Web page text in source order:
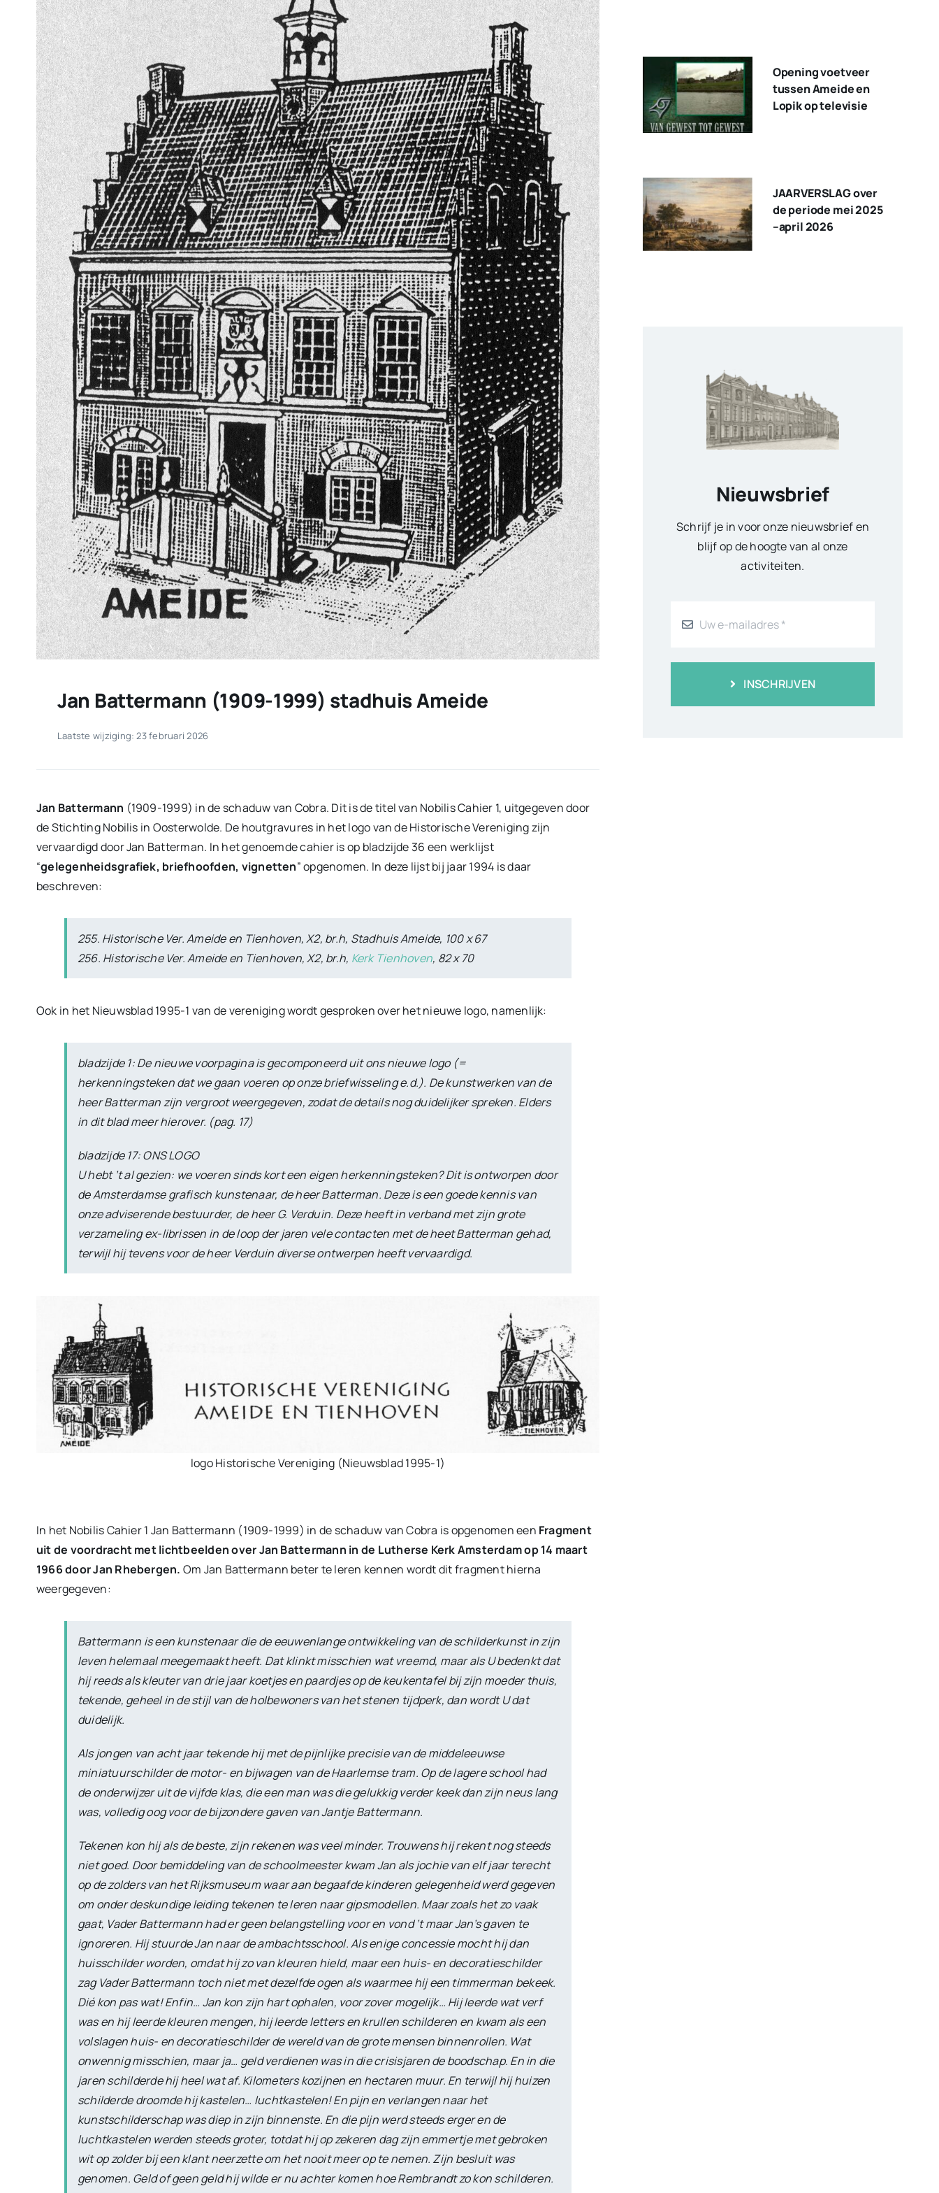
Jan Battermann (1909-1999) stadhuis Ameide
Laatste wijziging: 23 februari 2026
Jan Battermann (1909-1999) in de schaduw van Cobra. Dit is de titel van Nobilis Cahier 1, uitgegeven door
de Stichting Nobilis in Oosterwolde. De houtgravures in het logo van de Historische Vereniging zijn
vervaardigd door Jan Batterman. In het genoemde cahier is op bladzijde 36 een werklijst
“gelegenheidsgrafiek, briefhoofden, vignetten” opgenomen. In deze lijst bij jaar 1994 is daar
beschreven:
255. Historische Ver. Ameide en Tienhoven, X2, br.h, Stadhuis Ameide, 100 x 67
256. Historische Ver. Ameide en Tienhoven, X2, br.h, Kerk Tienhoven, 82 x 70
Ook in het Nieuwsblad 1995-1 van de vereniging wordt gesproken over het nieuwe logo, namenlijk:
bladzijde 1: De nieuwe voorpagina is gecomponeerd uit ons nieuwe logo (=
herkenningsteken dat we gaan voeren op onze briefwisseling e.d.). De kunstwerken van de
heer Batterman zijn vergroot weergegeven, zodat de details nog duidelijker spreken. Elders
in dit blad meer hierover. (pag. 17)
bladzijde 17: ONS LOGO
U hebt ’t al gezien: we voeren sinds kort een eigen herkenningsteken? Dit is ontworpen door
de Amsterdamse grafisch kunstenaar, de heer Batterman. Deze is een goede kennis van
onze adviserende bestuurder, de heer G. Verduin. Deze heeft in verband met zijn grote
verzameling ex-librissen in de loop der jaren vele contacten met de heet Batterman gehad,
terwijl hij tevens voor de heer Verduin diverse ontwerpen heeft vervaardigd.
logo Historische Vereniging (Nieuwsblad 1995-1)
In het Nobilis Cahier 1 Jan Battermann (1909-1999) in de schaduw van Cobra is opgenomen een Fragment
uit de voordracht met lichtbeelden over Jan Battermann in de Lutherse Kerk Amsterdam op 14 maart
1966 door Jan Rhebergen. Om Jan Battermann beter te leren kennen wordt dit fragment hierna
weergegeven:
Battermann is een kunstenaar die de eeuwenlange ontwikkeling van de schilderkunst in zijn
leven helemaal meegemaakt heeft. Dat klinkt misschien wat vreemd, maar als U bedenkt dat
hij reeds als kleuter van drie jaar koetjes en paardjes op de keukentafel bij zijn moeder thuis,
tekende, geheel in de stijl van de holbewoners van het stenen tijdperk, dan wordt U dat
duidelijk.
Als jongen van acht jaar tekende hij met de pijnlijke precisie van de middeleeuwse
miniatuurschilder de motor- en bijwagen van de Haarlemse tram. Op de lagere school had
de onderwijzer uit de vijfde klas, die een man was die gelukkig verder keek dan zijn neus lang
was, volledig oog voor de bijzondere gaven van Jantje Battermann.
Tekenen kon hij als de beste, zijn rekenen was veel minder. Trouwens hij rekent nog steeds
niet goed. Door bemiddeling van de schoolmeester kwam Jan als jochie van elf jaar terecht
op de zolders van het Rijksmuseum waar aan begaafde kinderen gelegenheid werd gegeven
om onder deskundige leiding tekenen te leren naar gipsmodellen. Maar zoals het zo vaak
gaat, Vader Battermann had er geen belangstelling voor en vond ’t maar Jan’s gaven te
ignoreren. Hij stuurde Jan naar de ambachtsschool. Als enige concessie mocht hij dan
huisschilder worden, omdat hij zo van kleuren hield, maar een huis- en decoratieschilder
zag Vader Battermann toch niet met dezelfde ogen als waarmee hij een timmerman bekeek.
Dié kon pas wat! Enfin… Jan kon zijn hart ophalen, voor zover mogelijk… Hij leerde wat verf
was en hij leerde kleuren mengen, hij leerde letters en krullen schilderen en kwam als een
volslagen huis- en decoratieschilder de wereld van de grote mensen binnenrollen. Wat
onwennig misschien, maar ja… geld verdienen was in die crisisjaren de boodschap. En in die
jaren schilderde hij heel wat af. Kilometers kozijnen en hectaren muur. En terwijl hij huizen
schilderde droomde hij kastelen… luchtkastelen! En pijn en verlangen naar het
kunstschilderschap was diep in zijn binnenste. En die pijn werd steeds erger en de
luchtkastelen werden steeds groter, totdat hij op zekeren dag zijn emmertje met gebroken
wit op zolder bij een klant neerzette om het nooit meer op te nemen. Zijn besluit was
genomen. Geld of geen geld hij wilde er nu achter komen hoe Rembrandt zo kon schilderen.
Opening voetveer
tussen Ameide en
Lopik op televisie
JAARVERSLAG over
de periode mei 2025
–april 2026
Nieuwsbrief
Schrijf je in voor onze nieuwsbrief en
blijf op de hoogte van al onze
activiteiten.
INSCHRIJVEN